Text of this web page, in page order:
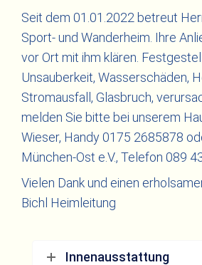
Seit dem 01.01.2022 betreut
Sport- und Wanderheim. Ihre
vor Ort mit ihm klären.
Unsauberkeit, Wasserschäden,
Stromausfall, Glasbruch,
melden Sie bitte bei unserem
Wieser, Handy 0175 2685878
München-Ost e.V., Telefon 089
Vielen Dank und einen
Bichl Heimleitung
Innenausstattung